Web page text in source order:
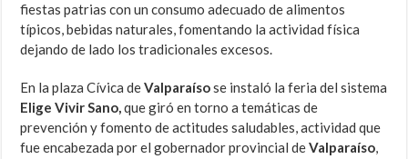
fiestas patrias con un consumo adecuado de alimentos
típicos, bebidas naturales, fomentando la actividad física
dejando de lado los tradicionales excesos.
En la plaza Cívica deValparaísose instaló la feria del sistema
Elige Vivir Sano,que giró en torno a temáticas de
prevención y fomento de actitudes saludables, actividad que
fue encabezada por el gobernador provincial deValparaíso,